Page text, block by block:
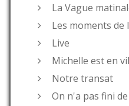
La Vague
Les moments de
Live
Michelle est en
Notre transat
On n'a pas fini